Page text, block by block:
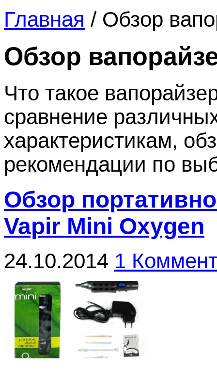
Главная / Обзор
Обзор
Что такое
сравнение
характеристикам,
рекомендации по
Обзор
Vapir Mini Oxygen
24.10.2014 1